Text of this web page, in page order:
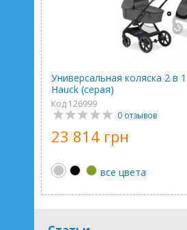
Универсальная коляска 2 в
Hauck (серая)
Код 126999
0 отзывов
23 814 грн
все цвета